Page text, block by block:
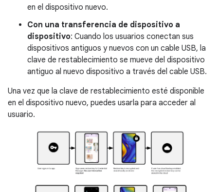
en el dispositivo nuevo.
Con una transferencia de dispositivo a
dispositivo: Cuando los usuarios conectan sus
dispositivos antiguos y nuevos con un cable USB, la
clave de restablecimiento se mueve del dispositivo
antiguo al nuevo dispositivo a través del cable USB.
Una vez que la clave de restablecimiento esté disponible
en el dispositivo nuevo, puedes usarla para acceder al
usuario.